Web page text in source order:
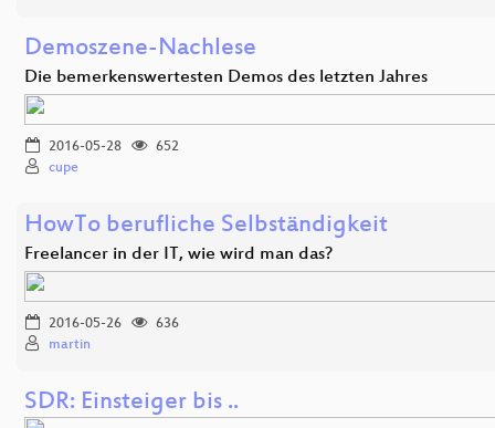
Demoszene-Nachlese
Die bemerkenswertesten Demos des letzten Jahres
2016-05-28
652
cupe
HowTo berufliche Selbständigkeit
Freelancer in der IT, wie wird man das?
2016-05-26
636
martin
SDR: Einsteiger bis ..